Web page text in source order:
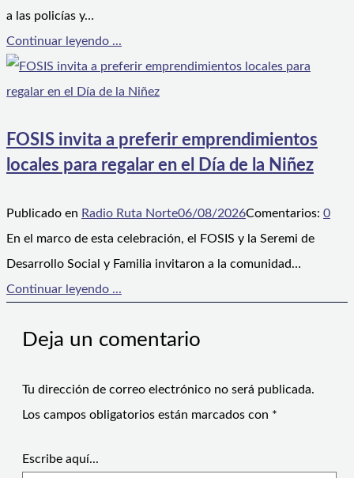
a las policías y…
Continuar leyendo ...
FOSIS invita a preferir emprendimientos
locales para regalar en el Día de la Niñez
Publicado en Radio Ruta Norte06/08/2026Comentarios: 0
En el marco de esta celebración, el FOSIS y la Seremi de
Desarrollo Social y Familia invitaron a la comunidad…
Continuar leyendo ...
Deja un comentario
Tu dirección de correo electrónico no será publicada.
Los campos obligatorios están marcados con *
Escribe aquí...